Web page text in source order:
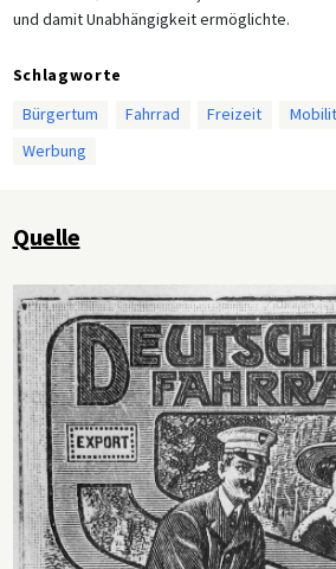
und damit Unabhängigkeit ermöglichte.
Schlagworte
Bürgertum
Fahrrad Freizeit
Werbung
Quelle